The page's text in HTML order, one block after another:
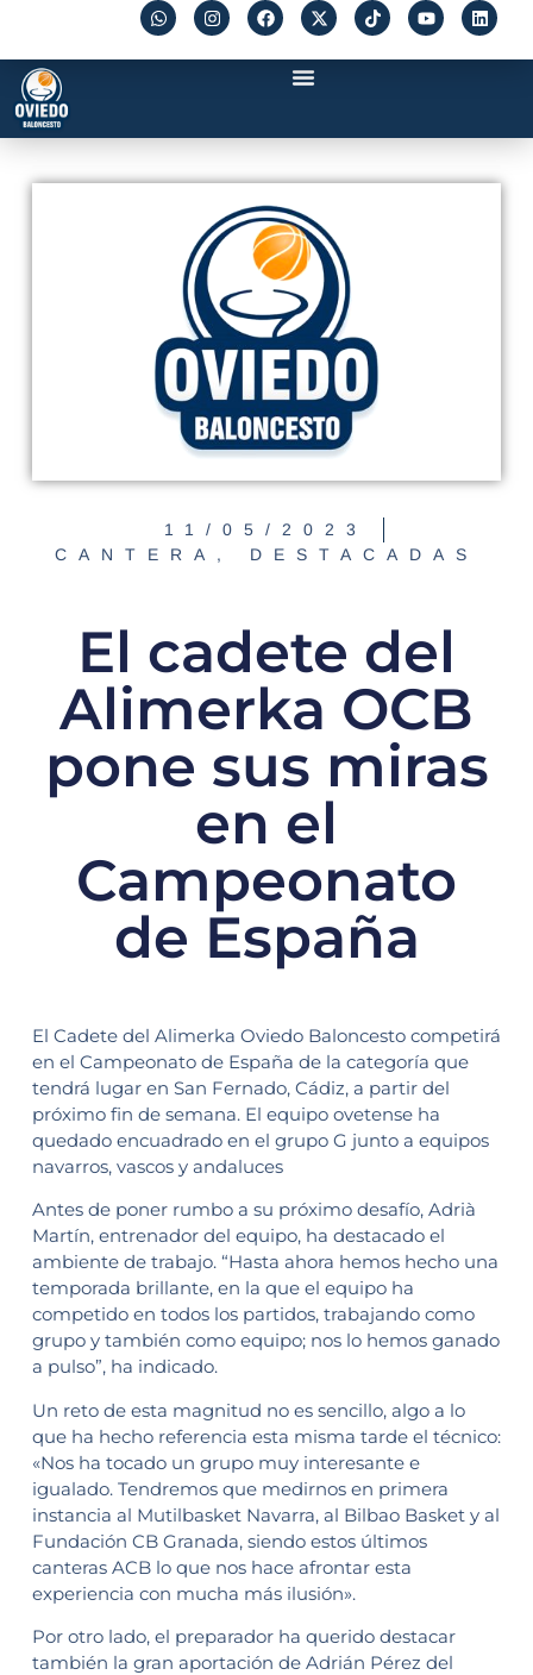
11/05/2023
CANTERA , DESTACADAS
El cadete del
Alimerka OCB
pone sus miras
en el
Campeonato
de España
El Cadete del Alimerka Oviedo Baloncesto competirá
en el Campeonato de España de la categoría que
tendrá lugar en San Fernado, Cádiz, a partir del
próximo fin de semana. El equipo ovetense ha
quedado encuadrado en el grupo G junto a equipos
navarros, vascos y andaluces
Antes de poner rumbo a su próximo desafío, Adrià
Martín, entrenador del equipo, ha destacado el
ambiente de trabajo. “Hasta ahora hemos hecho una
temporada brillante, en la que el equipo ha
competido en todos los partidos, trabajando como
grupo y también como equipo; nos lo hemos ganado
a pulso”, ha indicado.
Un reto de esta magnitud no es sencillo, algo a lo
que ha hecho referencia esta misma tarde el técnico:
«Nos ha tocado un grupo muy interesante e
igualado. Tendremos que medirnos en primera
instancia al Mutilbasket Navarra, al Bilbao Basket y al
Fundación CB Granada, siendo estos últimos
canteras ACB lo que nos hace afrontar esta
experiencia con mucha más ilusión».
Por otro lado, el preparador ha querido destacar
también la gran aportación de Adrián Pérez del